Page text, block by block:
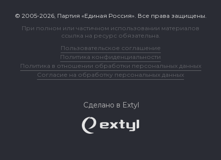
© 2005-2026, Партия «Единая Россия». Все права защищены.
При полном или частичном использовании материалов
ссылка на ресурс обязательна.
Пользовательское соглашение
Политика конфиденциальности
Политика в отношении обработки персональных данных
Согласие на обработку персональных данных
Сделано в Extyl